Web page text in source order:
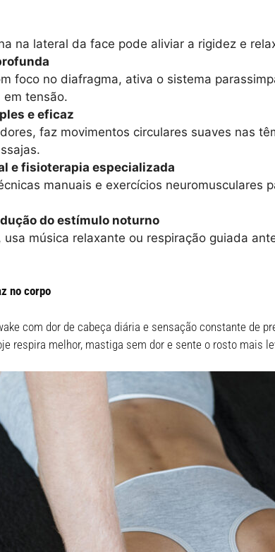
na lateral da face pode aliviar a rigidez e
foco no diafragma, ativa o sistema
em tensão.
e eficaz
faz movimentos circulares suaves nas
e fisioterapia especializada
manuais e exercícios
do estímulo noturno
música relaxante ou respiração guiada
no corpo
com dor de cabeça diária e sensação constante de
respira melhor, mastiga sem dor e sente o rosto mais